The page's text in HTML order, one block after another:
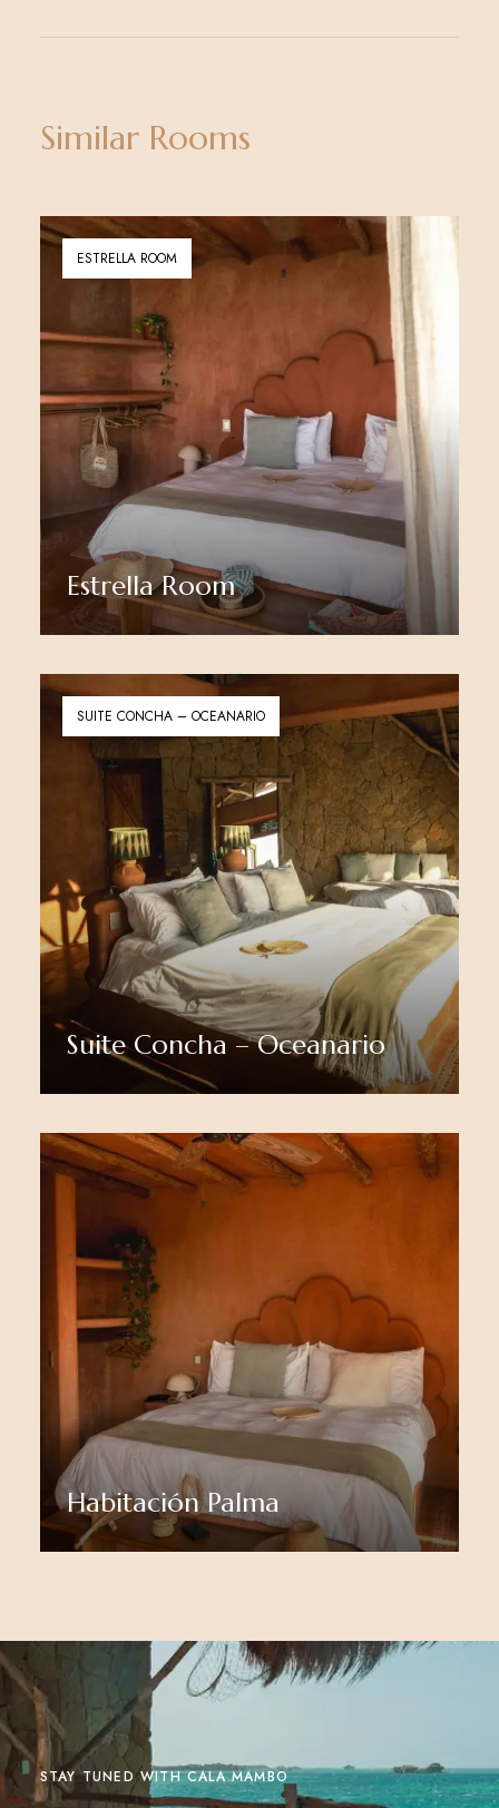
Similar Rooms
ESTRELLA ROOM
Estrella Room
SUITE CONCHA – OCEANARIO
Suite Concha – Oceanario
Ver más
Habitación Palma
Ver más
STAY TUNED WITH CALA MAMBO